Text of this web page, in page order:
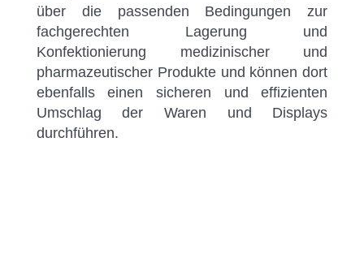
über die passenden Bedingungen zur
fachgerechten Lagerung und
Konfektionierung medizinischer und
pharmazeutischer Produkte und können dort
ebenfalls einen sicheren und effizienten
Umschlag der Waren und Displays
durchführen.